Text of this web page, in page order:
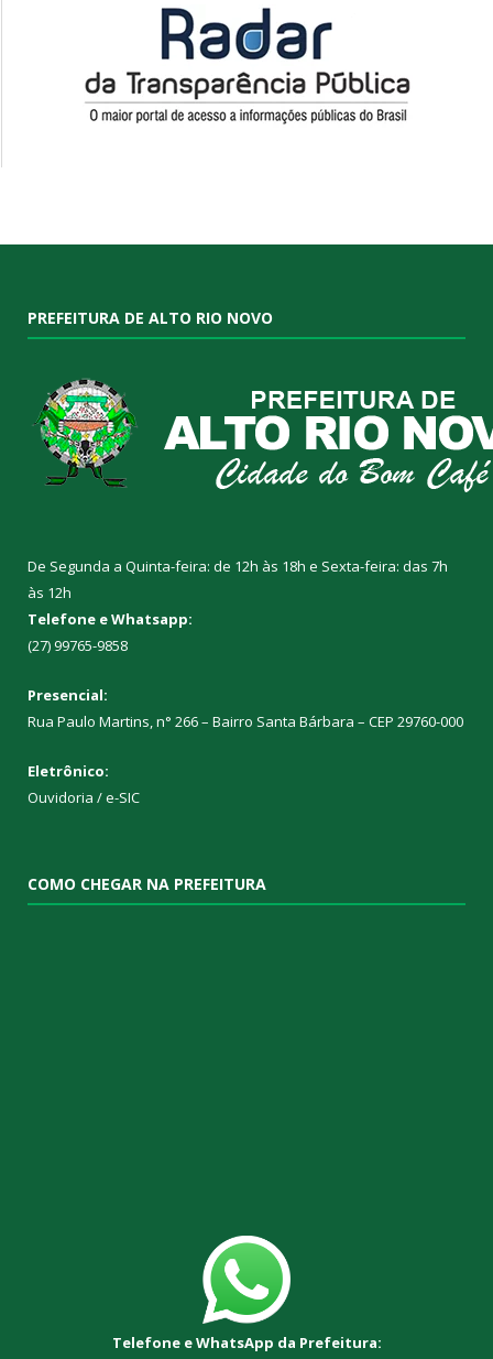
PREFEITURA DE ALTO RIO NOVO
De Segunda a Quinta-feira: de 12h às 18h e Sexta-feira: das 7h
às 12h
Telefone e Whatsapp:
(27) 99765-9858
Presencial:
Rua Paulo Martins, n° 266 – Bairro Santa Bárbara – CEP 29760-000
Eletrônico:
Ouvidoria /e-SIC
COMO CHEGAR NA PREFEITURA
Telefone e WhatsApp da Prefeitura: